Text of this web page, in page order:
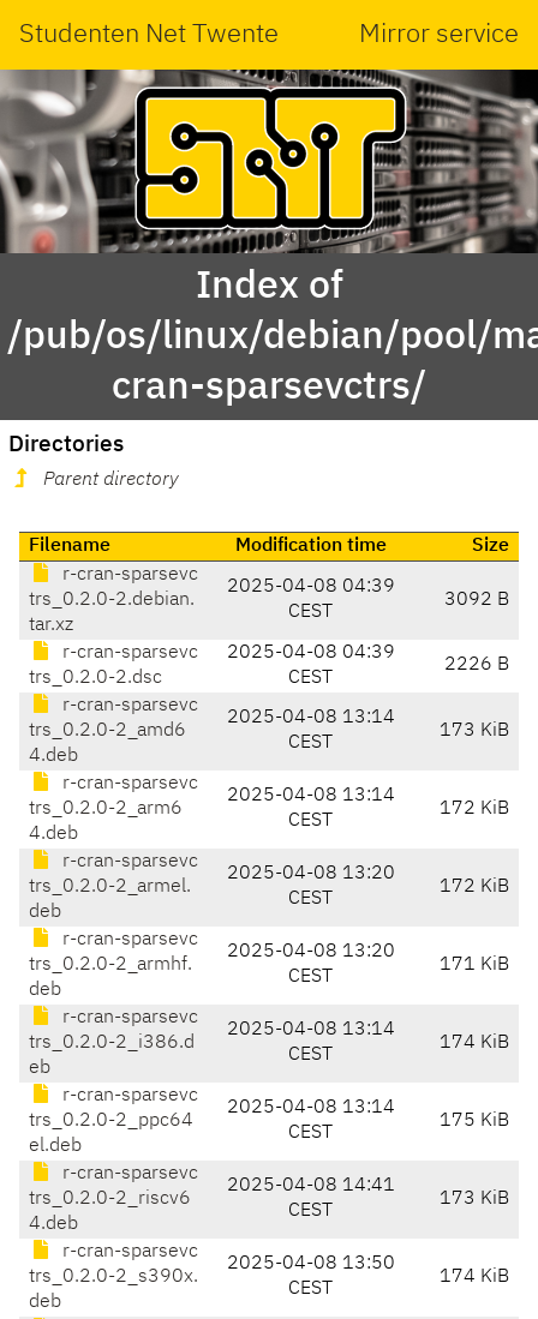
Studenten Net Twente Mirror service
Index of
/pub/os/linux/debian/pool/
cran-sparsevctrs/
Directories
Parent directory
Filename Modification time
Size
r-cran-sparsevc
trs_0.2.0-2.debian.
tar.xz
2025-04-08 04:39
CEST
3092 B
r-cran-sparsevc
trs_0.2.0-2.dsc
2025-04-08 04:39
CEST
2226 B
r-cran-sparsevc
trs_0.2.0-2_amd6
4.deb
2025-04-08 13:14
CEST
173 KiB
r-cran-sparsevc
trs_0.2.0-2_arm6
4.deb
2025-04-08 13:14
CEST
172 KiB
r-cran-sparsevc
trs_0.2.0-2_armel.
deb
2025-04-08 13:20
CEST
172 KiB
r-cran-sparsevc
trs_0.2.0-2_armhf.
deb
2025-04-08 13:20
CEST
171 KiB
r-cran-sparsevc
trs_0.2.0-2_i386.d
eb
2025-04-08 13:14
CEST
174 KiB
r-cran-sparsevc
trs_0.2.0-2_ppc64
el.deb
2025-04-08 13:14
CEST
175 KiB
r-cran-sparsevc
trs_0.2.0-2_riscv6
4.deb
2025-04-08 14:41
CEST
173 KiB
r-cran-sparsevc
trs_0.2.0-2_s390x.
deb
2025-04-08 13:50
CEST
174 KiB